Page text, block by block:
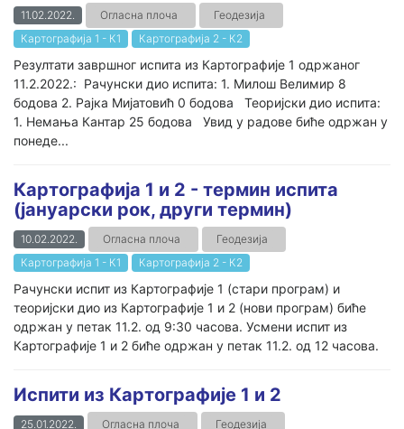
11.02.2022. Огласна плоча
Геодезија
Картографија 1 - К1
Картографија 2 - К2
Резултати завршног испита из Картографије 1 одржаног
11.2.2022.: Рачунски дио испита: 1. Милош Велимир 8
бодова 2. Рајка Мијатовић 0 бодова Теоријски дио испита:
1. Немања Кантар 25 бодова Увид у радове биће одржан у
понеде...
Картографија 1 и 2 - термин испита
(јануарски рок, други термин)
10.02.2022. Огласна плоча
Геодезија
Картографија 1 - К1
Картографија 2 - К2
Рачунски испит из Картографије 1 (стари програм) и
теоријски дио из Картографије 1 и 2 (нови програм) биће
одржан у петак 11.2. од 9:30 часова. Усмени испит из
Картографије 1 и 2 биће одржан у петак 11.2. од 12 часова.
Испити из Картографије 1 и 2
25.01.2022. Огласна плоча Геодезија